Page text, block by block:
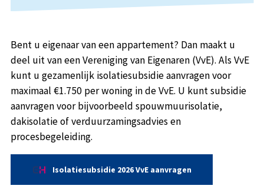
Bent u eigenaar van een appartement? Dan maakt u
deel uit van een Vereniging van Eigenaren (VvE). Als VvE
kunt u gezamenlijk isolatiesubsidie aanvragen voor
maximaal €1.750 per woning in de VvE. U kunt subsidie
aanvragen voor bijvoorbeeld spouwmuurisolatie,
dakisolatie of verduurzamingsadvies en
procesbegeleiding.
Isolatiesubsidie 2026 VvE aanvragen